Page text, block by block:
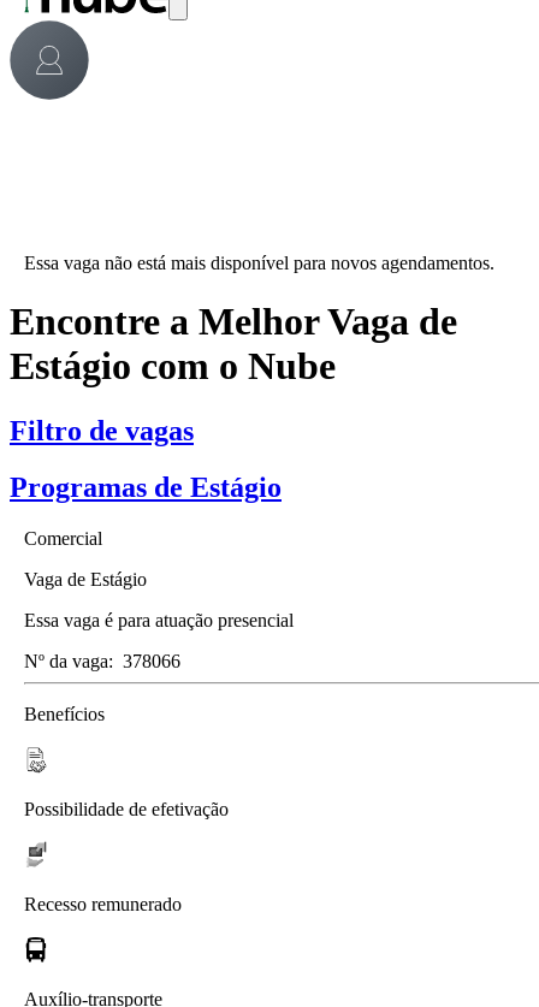
Essa vaga não está mais disponível para novos agendamentos.
Encontre a Melhor Vaga de
Estágio com o Nube
Filtro de vagas
Programas de Estágio
Comercial
Vaga de Estágio
Essa vaga é para atuação presencial
Nº da vaga: 378066
Benefícios
Possibilidade de efetivação
Recesso remunerado
Auxílio-transporte